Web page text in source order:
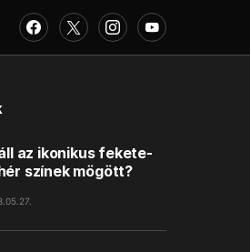
az ikonikus fekete-
színek mögött?